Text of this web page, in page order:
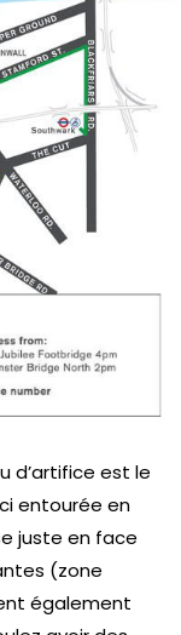
d’artifice est le
ici entourée en
juste en face
(zone
également